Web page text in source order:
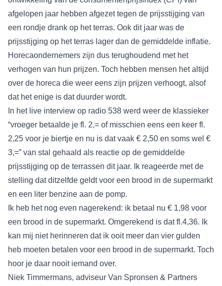
afgelopen jaar hebben afgezet tegen de prijsstijging van
een rondje drank op het terras. Ook dit jaar was de
prijsstijging op het terras lager dan de gemiddelde inflatie.
Horecaondernemers zijn dus terughoudend met het
verhogen van hun prijzen. Toch hebben mensen het altijd
over de horeca die weer eens zijn prijzen verhoogt, alsof
dat het enige is dat duurder wordt.
In het live interview op radio 538 werd weer de klassieker
“vroeger betaalde je fl. 2,= of misschien eens een keer fl.
2,25 voor je biertje en nu is dat vaak € 2,50 en soms wel €
3,=” van stal gehaald als reactie op de gemiddelde
prijsstijging op de terrassen dit jaar. Ik reageerde met de
stelling dat ditzelfde geldt voor een brood in de supermarkt
en een liter benzine aan de pomp.
Ik heb het nog even nagerekend: ik betaal nu € 1,98 voor
een brood in de supermarkt. Omgerekend is dat fl.4,36. Ik
kan mij niet herinneren dat ik ooit meer dan vier gulden
heb moeten betalen voor een brood in de supermarkt. Toch
hoor je daar nooit iemand over.
Niek Timmermans, adviseur Van Spronsen & Partners